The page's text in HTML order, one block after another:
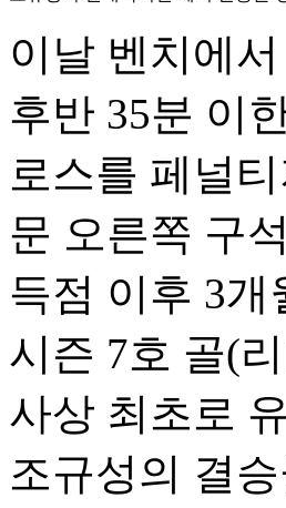
이날 벤치에
후반 35분 이
로스를 페널
문 오른쪽 구
득점 이후 3개
시즌 7호 골(
사상 최초로
조규성의 결